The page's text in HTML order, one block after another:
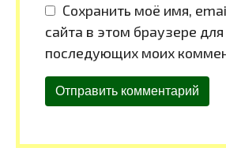
Сохранить моё имя,
сайта в этом браузере для
последующих моих